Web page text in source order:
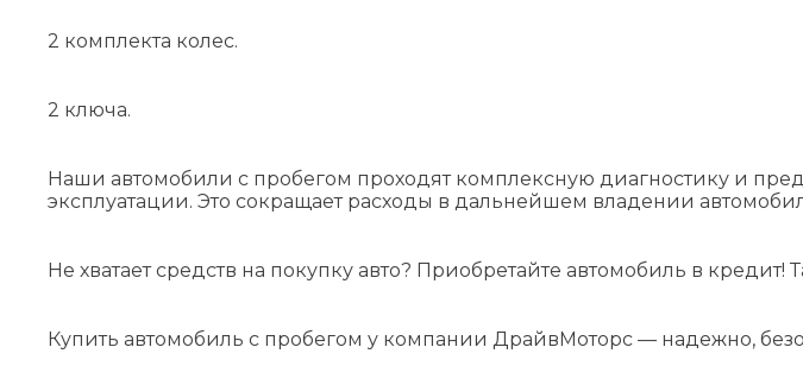
2 комплекта колес.
2 ключа.
Наши автомобили с пробегом проходят комплексную диагностику и
эксплуатации. Это сокращает расходы в дальнейшем владении
Не хватает средств на покупку авто? Приобретайте автомобиль в кредит!
Купить автомобиль с пробегом у компании ДрайвМоторс — надежно,